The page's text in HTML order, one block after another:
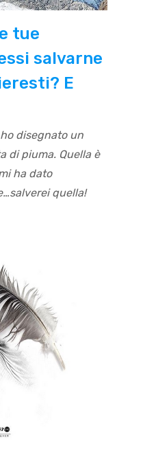
tue
salvarne
E
disegnato un
di piuma. Quella è
ha dato
quella!